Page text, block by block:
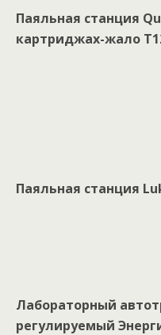
Паяльная станция
картриджах-жало
Паяльная станция
Лабораторный
регулируемый